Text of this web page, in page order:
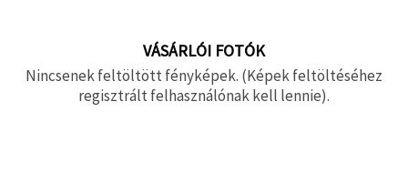
VÁSÁRLÓI FOTÓK
Nincsenek feltöltött fényképek. (Képek feltöltéséhez
regisztrált felhasználónak kell lennie).